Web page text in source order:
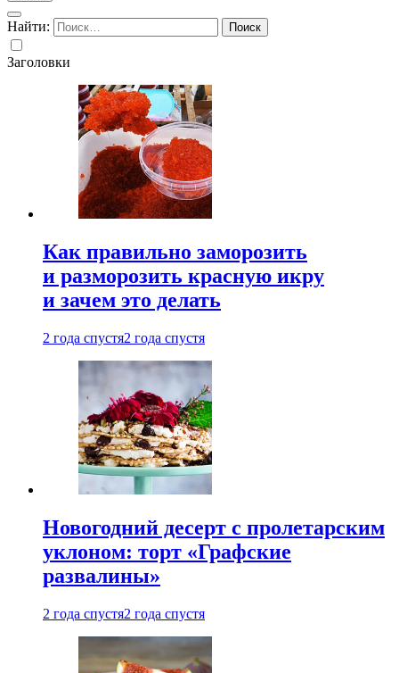
Найти:
Заголовки
Как правильно заморозить
и разморозить красную икру
и зачем это делать
2 года спустя2 года спустя
Новогодний десерт с пролетарским
уклоном: торт «Графские
развалины»
2 года спустя2 года спустя